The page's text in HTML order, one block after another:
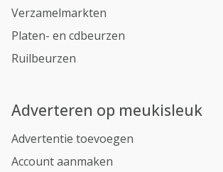
Verzamelmarkten
Platen- en cdbeurzen
Ruilbeurzen
Adverteren op meukisleuk
Advertentie toevoegen
Account aanmaken